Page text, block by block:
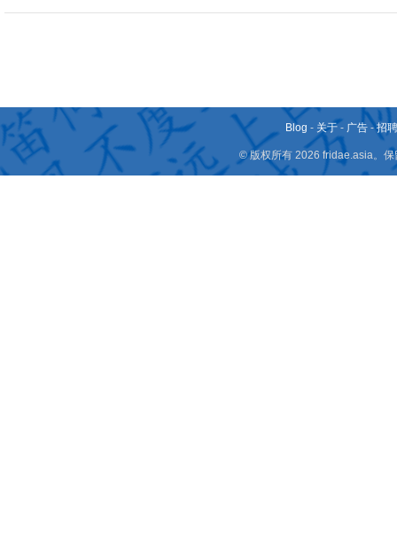
Blog - 关于 - 广告 -招
© 版权所有 2026 fridae.asia。